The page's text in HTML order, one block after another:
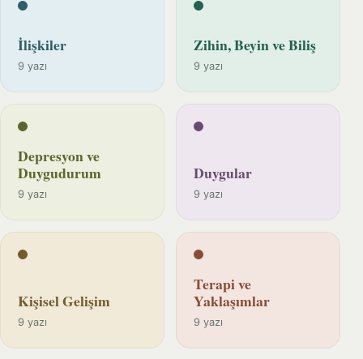
İlişkiler
9 yazı
Zihin, Beyin ve Biliş
9 yazı
Depresyon ve
Duygudurum
9 yazı
Duygular
9 yazı
Kişisel Gelişim
9 yazı
Terapi ve
Yaklaşımlar
9 yazı